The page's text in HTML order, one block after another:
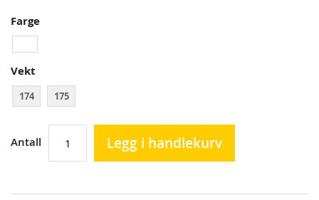
Farge
Vekt
174 175
Antall Legg i handlekurv